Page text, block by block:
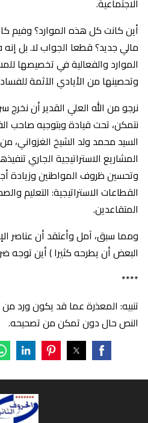
أين كانت كل هذه الموارد؟ وفيم
مالي جديد؟ قطعا الجواب لا. بل
الموارد والفعالية في تخصيصها
وتحصينها من الأيادي الآثمة
نرجو من الله العلي القدير أن
نتمكن، تحت قيادة وبتوجيه صاحب
السيد محمد ولد الشيخ الغزواني،
المشاريع الاستراتيجية الجاري
وتحسين ظروف المواطنين وزيادة
القطاعات الاستراتيجية: التعليم
المتقاعدين.
ومما سبق، آمل وأعتقد أن عناصر
البعض أن يطرحه كثيرا ) أين توجه
****
تنبيه: المعذرة عما قد يكون ورد
النص حال دون تمكن من تصحيحه.